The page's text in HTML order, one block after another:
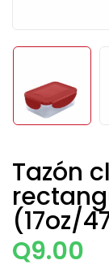
Tazón
(17oz/
Q9.00